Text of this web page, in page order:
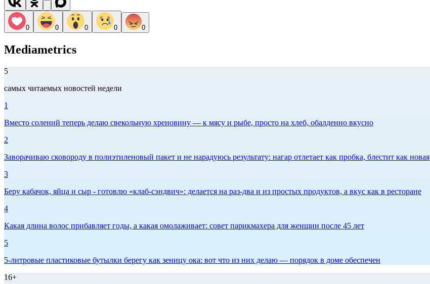
0 0 0 0 0
Mediametrics
5
самых читаемых новостей недели
1
Вместо солений теперь делаю свекольную хреновину — к мясу и рыбе, просто на хлеб, обалденно вкусно
2
Заворачиваю сковороду в полиэтиленовый пакет и не нарадуюсь результату: нагар отлетает как пробка, блестит как новая
3
Беру кабачок, яйца и сыр - готовлю «клаб-сэндвич»: делается на раз-два и из простых продуктов, а вкус как в ресторане
4
Какая длина волос прибавляет годы, а какая омолаживает: совет парикмахера для женщин после 45 лет
5
5-литровые пластиковые бутылки берегу как зеницу ока: вот что из них делаю — порядок в доме обеспечен
16+